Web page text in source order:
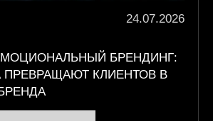
24.07.2026
БРЕНДИНГ:
ПРЕВРАЩАЮТ КЛИЕНТОВ В